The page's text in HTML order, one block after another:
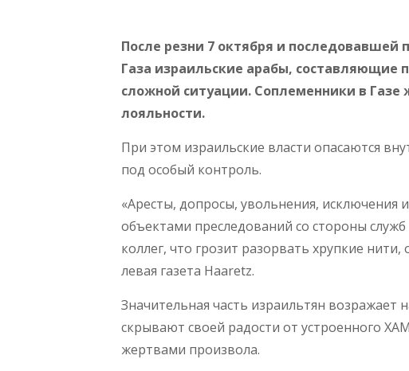
После резни 7 октября и
Газа израильские арабы, составляющие
сложной ситуации. Соплеменники в
лояльности.
При этом израильские власти опасаются
под особый контроль.
«Аресты, допросы, увольнения, исключения
объектами преследований со стороны
коллег, что грозит разорвать хрупкие
левая газета Haaretz.
Значительная часть израильтян возражает
скрывают своей радости от устроенного
жертвами произвола.